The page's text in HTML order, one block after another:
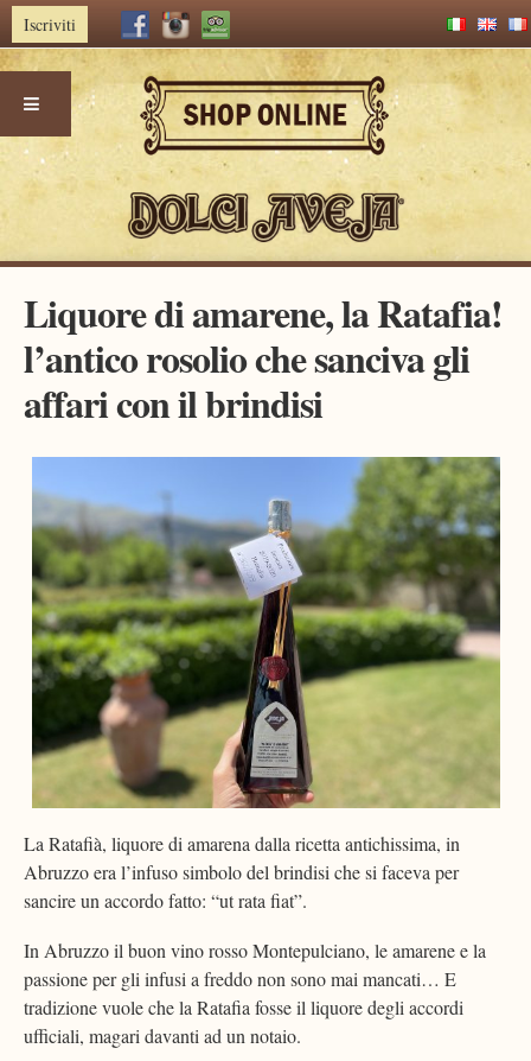
Iscriviti
Liquore di amarene, la Ratafia!
l’antico rosolio che sanciva gli
affari con il brindisi
La Ratafià, liquore di amarena dalla ricetta antichissima, in
Abruzzo era l’infuso simbolo del brindisi che si faceva per
sancire un accordo fatto: “ut rata fiat”.
In Abruzzo il buon vino rosso Montepulciano, le amarene e la
passione per gli infusi a freddo non sono mai mancati… E
tradizione vuole che la Ratafia fosse il liquore degli accordi
ufficiali, magari davanti ad un notaio.